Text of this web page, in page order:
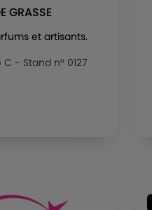
GRASSE
et artisants.
- Stand n° 0127